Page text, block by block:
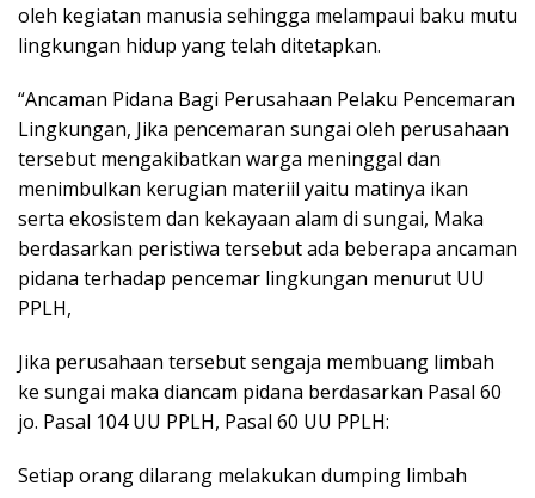
oleh kegiatan manusia sehingga melampaui baku mutu
lingkungan hidup yang telah ditetapkan.
“Ancaman Pidana Bagi Perusahaan Pelaku Pencemaran
Lingkungan, Jika pencemaran sungai oleh perusahaan
tersebut mengakibatkan warga meninggal dan
menimbulkan kerugian materiil yaitu matinya ikan
serta ekosistem dan kekayaan alam di sungai, Maka
berdasarkan peristiwa tersebut ada beberapa ancaman
pidana terhadap pencemar lingkungan menurut UU
PPLH,
Jika perusahaan tersebut sengaja membuang limbah
ke sungai maka diancam pidana berdasarkan Pasal 60
jo. Pasal 104 UU PPLH, Pasal 60 UU PPLH:
Setiap orang dilarang melakukan dumping limbah